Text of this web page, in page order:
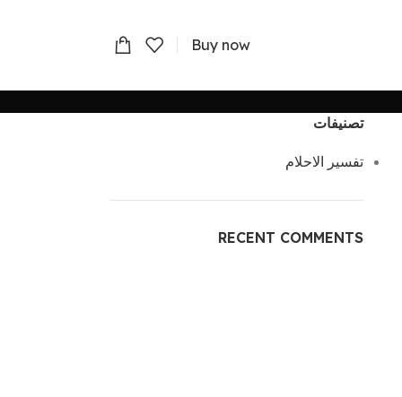
Buy now
تصنيفات
تفسير الاحلام
RECENT COMMENTS